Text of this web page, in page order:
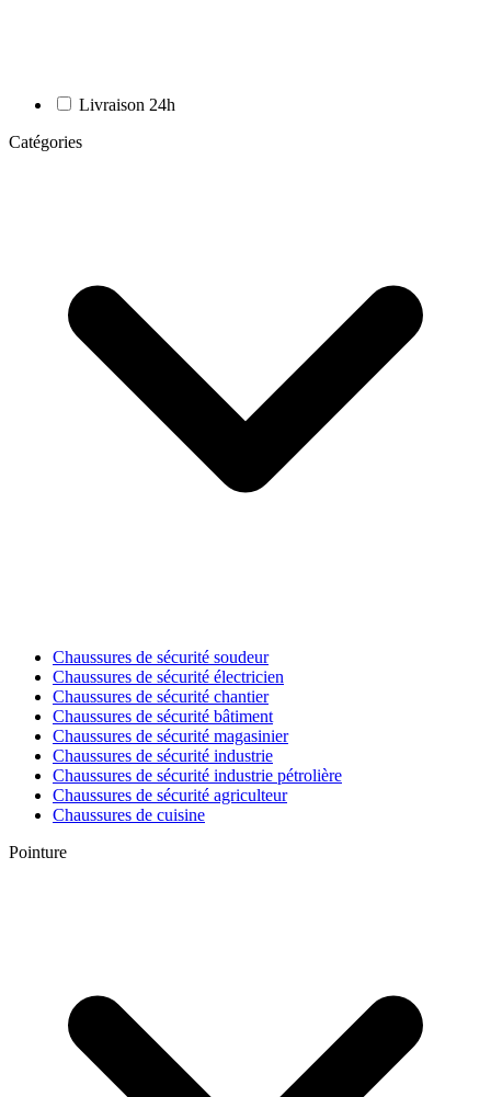
Livraison 24h
Catégories
Chaussures de sécurité soudeur
Chaussures de sécurité électricien
Chaussures de sécurité chantier
Chaussures de sécurité bâtiment
Chaussures de sécurité magasinier
Chaussures de sécurité industrie
Chaussures de sécurité industrie pétrolière
Chaussures de sécurité agriculteur
Chaussures de cuisine
Pointure